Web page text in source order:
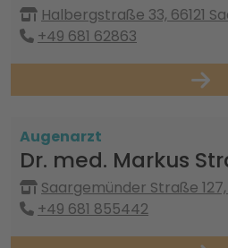
Halbergstraße 33, 66121
+49 681 62863
Augenarzt
Dr. med. Markus
Saargemünder Straße
+49 681 855442